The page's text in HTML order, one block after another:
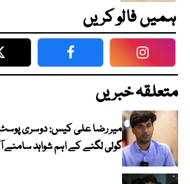
ہمیں فالو کریں
Twitter Facebook
متعلقہ خبریں
میر رضا علی کیس: دوسری پوسٹ
گولی لگنے کے اہم شواہد سامنے